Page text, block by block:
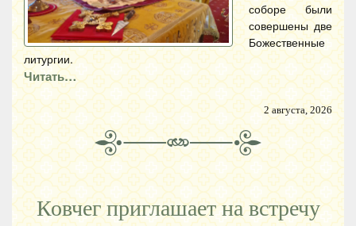
соборе были
совершены две
Божественные
литургии.
Читать…
2 августа, 2026
Ковчег приглашает на встречу